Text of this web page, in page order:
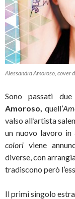
Alessandra Amoroso, cover
Sono passati
Amoroso, quell’
valso all’artista
un nuovo lavoro in
colori viene
diverse, con
tradiscono però
Il primi singolo